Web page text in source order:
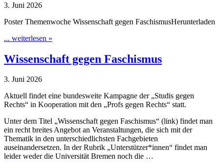
3. Juni 2026
Poster Themenwoche Wissenschaft gegen FaschismusHerunterladen
... weiterlesen »
Wissenschaft gegen Faschismus
3. Juni 2026
Aktuell findet eine bundesweite Kampagne der „Studis gegen
Rechts“ in Kooperation mit den „Profs gegen Rechts“ statt.
Unter dem Titel „Wissenschaft gegen Faschismus“ (link) findet man
ein recht breites Angebot an Veranstaltungen, die sich mit der
Thematik in den unterschiedlichsten Fachgebieten
auseinandersetzen. In der Rubrik „Unterstützer*innen“ findet man
leider weder die Universität Bremen noch die …